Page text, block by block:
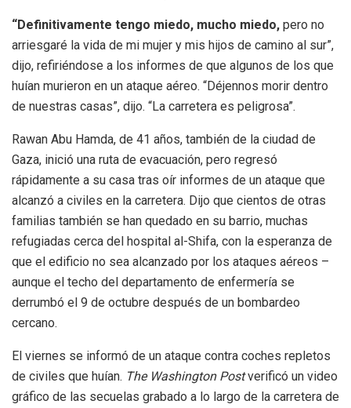
“Definitivamente tengo miedo, mucho miedo, pero no
arriesgaré la vida de mi mujer y mis hijos de camino al sur”,
dijo, refiriéndose a los informes de que algunos de los que
huían murieron en un ataque aéreo. “Déjennos morir dentro
de nuestras casas”, dijo. “La carretera es peligrosa”.
Rawan Abu Hamda, de 41 años, también de la ciudad de
Gaza, inició una ruta de evacuación, pero regresó
rápidamente a su casa tras oír informes de un ataque que
alcanzó a civiles en la carretera. Dijo que cientos de otras
familias también se han quedado en su barrio, muchas
refugiadas cerca del hospital al-Shifa, con la esperanza de
que el edificio no sea alcanzado por los ataques aéreos –
aunque el techo del departamento de enfermería se
derrumbó el 9 de octubre después de un bombardeo
cercano.
El viernes se informó de un ataque contra coches repletos
de civiles que huían. The Washington Postverificó un video
gráfico de las secuelas grabado a lo largo de la carretera de